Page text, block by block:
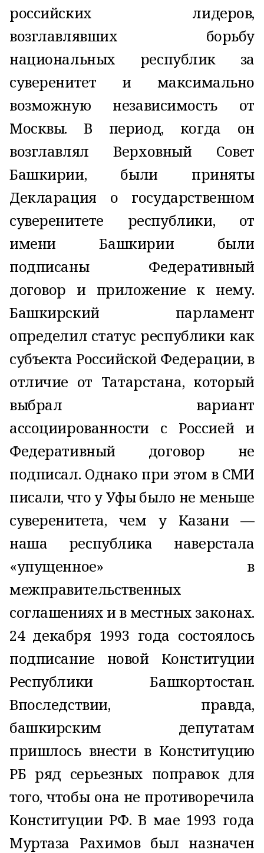
российских лидеров,
возглавлявших борьбу
национальных республик за
суверенитет и максимально
возможную независимость от
Москвы. В период, когда он
возглавлял Верховный Совет
Башкирии, были приняты
Декларация о государственном
суверенитете республики, от
имени Башкирии были
подписаны Федеративный
договор и приложение к нему.
Башкирский парламент
определил статус республики как
субъекта Российской Федерации, в
отличие от Татарстана, который
выбрал вариант
ассоциированности с Россией и
Федеративный договор не
подписал. Однако при этом в СМИ
писали, что у Уфы было не меньше
суверенитета, чем у Казани —
наша республика наверстала
«упущенное» в
межправительственных
соглашениях и в местных законах.
24 декабря 1993 года состоялось
подписание новой Конституции
Республики Башкортостан.
Впоследствии, правда,
башкирским депутатам
пришлось внести в Конституцию
РБ ряд серьезных поправок для
того, чтобы она не противоречила
Конституции РФ. В мае 1993 года
Муртаза Рахимов был назначен